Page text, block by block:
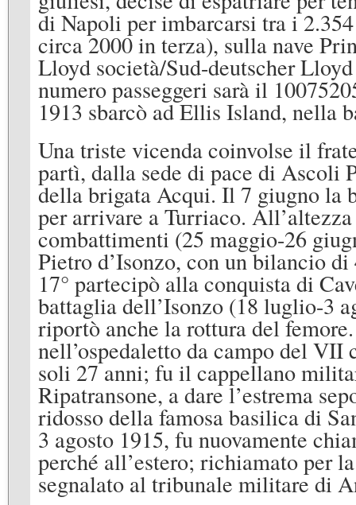
di Napoli per imbarcarsi tra i
circa 2000 in terza), sulla nave
Lloyd società/Sud-deutscher
numero passeggeri sarà il
1913 sbarcò ad Ellis Island, nella
Una triste vicenda coinvolse il
partì, dalla sede di pace di Ascoli
della brigata Acqui. Il 7 giugno la
per arrivare a Turriaco.
combattimenti (25 maggio-26
Pietro d’Isonzo, con un bilancio
17° partecipò alla conquista di
battaglia dell’Isonzo (18 luglio-3
riportò anche la rottura del
nell’ospedaletto da campo del
soli 27 anni; fu il cappellano
Ripatransone, a dare l’estrema
ridosso della famosa basilica di
3 agosto 1915, fu nuovamente
perché all’estero; richiamato per
segnalato al tribunale militare di